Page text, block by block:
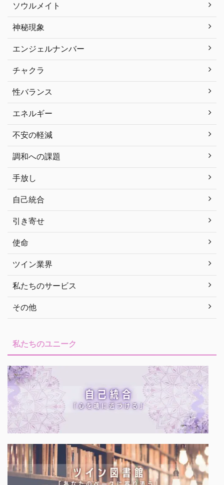
ソウルメイト
神秘現象
エンジェルナンバー
チャクラ
性バランス
エネルギー
不安の軽減
調和への課題
手放し
自己統合
引き寄せ
使命
ツイン業界
私たちのサービス
その他
私たちのユニーク